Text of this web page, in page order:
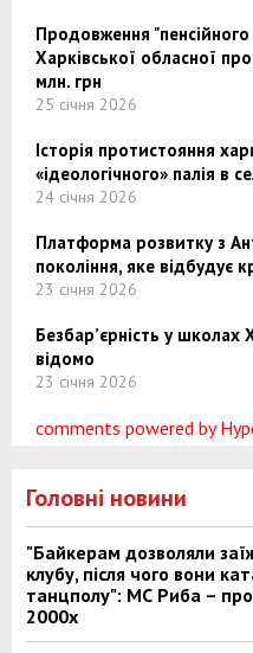
Продовження
Харківської обласної
млн. грн
25 січня 2026
Історія протистояння
«ідеологічного» палія в
24 січня 2026
Платформа розвитку з
покоління, яке відбудує
23 січня 2026
Безбар’єрність у
відомо
23 січня 2026
comments powered by
Головні новини
"Байкерам дозволяли
клубу, після чого вони
танцполу": МС Риба –
2000х